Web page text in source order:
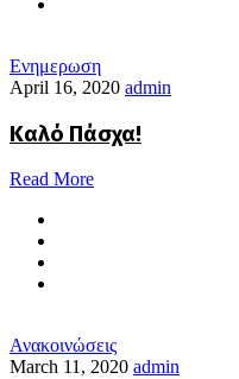
Ενημερωση
April 16, 2020 admin
Καλό Πάσχα!
Read More
Ανακοινώσεις
March 11, 2020 admin